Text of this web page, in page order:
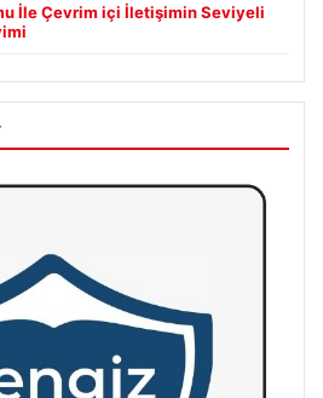
İle Çevrim içi İletişimin Seviyeli